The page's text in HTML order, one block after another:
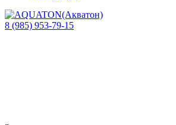
8 (985) 953-79-15